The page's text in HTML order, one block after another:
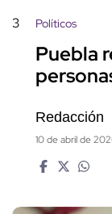
3 Políticos
Puebla
Redacción
10 de abril de